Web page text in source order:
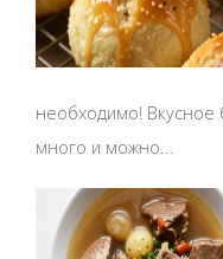
необходимо! Вкусное
много и можно...